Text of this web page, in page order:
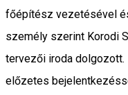
főépítész vezetésével
személy szerint Korodi
tervezői iroda dolgozott.
előzetes